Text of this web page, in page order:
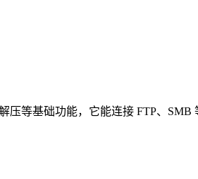
等基础功能，它能连接 FTP、SMB